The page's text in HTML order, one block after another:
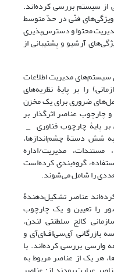
از سیستم بررسی کرده‌اند.
فنّی در حدّ متوسط
محتوا و دسترس‌پذیری
آرشیو و پشتیبانی از
و اجرای سیستم‌های مدیریت اطلاعات
را بر پایۀ نظریه‌های
ضروری برای یک مخزن
چارچوب عناصر اثرگذار بر
بر پایۀ چارچوب فناوری _
شش دستۀ چشم‌اندازها،
مدیریت/اداره
گروه‌بندی کرده‌است
را شامل می‌شوند.
(1394) تلاش کرده‌اند عناصر تشکیل‌دهندۀ
را تعیین و یک چارچوب
کالج سلطنتی لندن،
بازرگانی آی‌سی‌اف‌ای‌آی و
وارسی بررسی کرده‌اند. با
هر یک از عناصر مربوط به